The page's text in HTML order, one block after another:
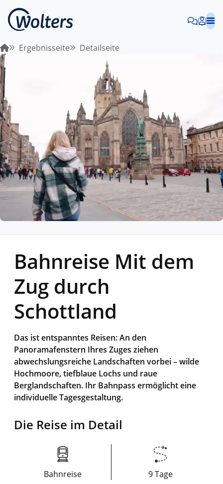
Ergebnisseite Detailseite
Bahnreise Mit dem
Zug durch
Schottland
Das ist entspanntes Reisen: An den
Panoramafenstern Ihres Zuges ziehen
abwechslungsreiche Landschaften vorbei – wilde
Hochmoore, tiefblaue Lochs und raue
Berglandschaften. Ihr Bahnpass ermöglicht eine
individuelle Tagesgestaltung.
Die Reise im Detail
Bahnreise 9 Tage